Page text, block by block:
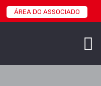
ÁREA DO ASSOCIADO